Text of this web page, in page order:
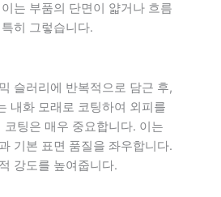
는 부품의 단면이 얇거나 흐름
히 그렇습니다.
슬러리에 반복적으로 담근 후,
내화 모래로 코팅하여 외피를
코팅은 매우 중요합니다. 이는
기본 표면 품질을 좌우합니다.
강도를 높여줍니다.